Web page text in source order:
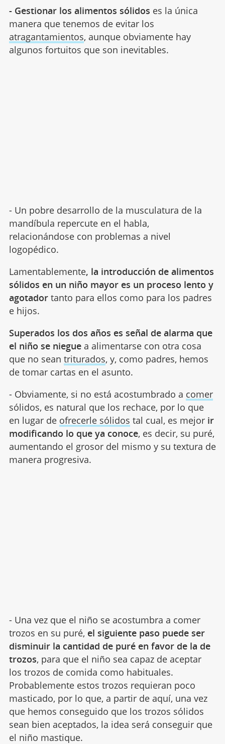
- Gestionar los alimentos sólidos es la única
manera que tenemos de evitar los
atragantamientos, aunque obviamente hay
algunos fortuitos que son inevitables.
- Un pobre desarrollo de la musculatura de la
mandíbula repercute en el habla,
relacionándose con problemas a nivel
logopédico.
Lamentablemente, la introducción de alimentos
sólidos en un niño mayor es un proceso lento y
agotadortanto para ellos como para los padres
e hijos.
Superados los dos años es señal de alarma que
el niño se nieguea alimentarse con otra cosa
que no sean triturados, y, como padres, hemos
de tomar cartas en el asunto.
- Obviamente, si no está acostumbrado a comer
sólidos, es natural que los rechace, por lo que
en lugar de ofrecerle sólidos tal cual, es mejor ir
modificando lo que ya conoce, es decir, su puré,
aumentando el grosor del mismo y su textura de
manera progresiva.
- Una vez que el niño se acostumbra a comer
trozos en su puré, el siguiente paso puede ser
disminuir la cantidad de puré en favor de la de
trozos, para que el niño sea capaz de aceptar
los trozos de comida como habituales.
Probablemente estos trozos requieran poco
masticado, por lo que, a partir de aquí, una vez
que hemos conseguido que los trozos sólidos
sean bien aceptados, la idea será conseguir que
el niño mastique.